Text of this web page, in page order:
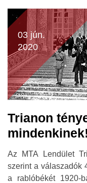
03 jún.
2020
Trianon
mindenkinek!
Az MTA Lendület
szerint a válaszadók
a rablóbékét 1920-